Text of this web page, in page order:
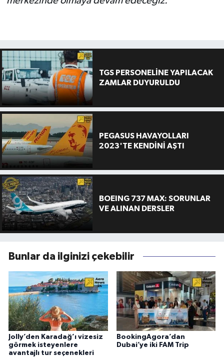
TGS PERSONELİNE YAPILACAK
ZAMLAR DUYURULDU
PEGASUS HAVAYOLLARI
2023'TE KENDİNİ AŞTI
BOEING 737 MAX: SORUNLAR
VE ALINAN DERSLER
Bunlar da ilginizi çekebilir
Jolly’den Karadağ’ı vizesiz
görmek isteyenlere
avantajlı tur seçenekleri
BookingAgora’dan
Dubai’ye iki FAM Trip